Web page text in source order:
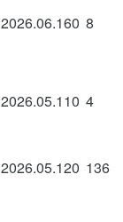
2026.06.160 8
2026.05.110 4
2026.05.120 136